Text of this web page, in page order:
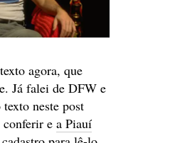
agora, que
Já falei de DFW e
neste post
e a Piauí